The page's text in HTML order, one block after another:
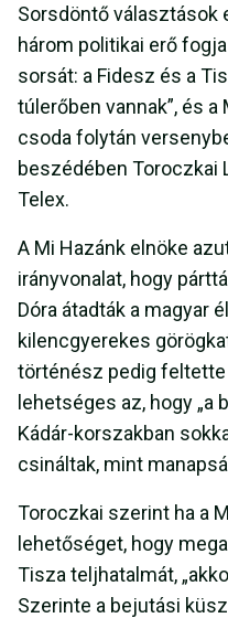
Sorsdöntő választások
három politikai erő
sorsát: a Fidesz és a
túlerőben vannak”, és a
csoda folytán
beszédében Toroczkai
Telex.
A Mi Hazánk elnöke
irányvonalat, hogy
Dóra átadták a magyar
kilencgyerekes
történész pedig feltette
lehetséges az, hogy „a
Kádár-korszakban
csináltak, mint
Toroczkai szerint ha a
lehetőséget, hogy
Tisza teljhatalmát,
Szerinte a bejutási